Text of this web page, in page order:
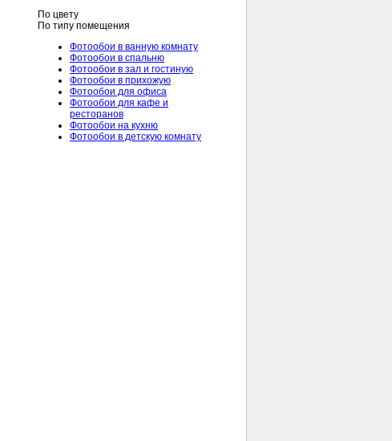
По цвету
По типу помещения
Фотообои в ванную комнату
Фотообои в спальню
Фотообои в зал и гостиную
Фотообои в прихожую
Фотообои для офиса
Фотообои для кафе и
ресторанов
Фотообои на кухню
Фотообои в детскую комнату